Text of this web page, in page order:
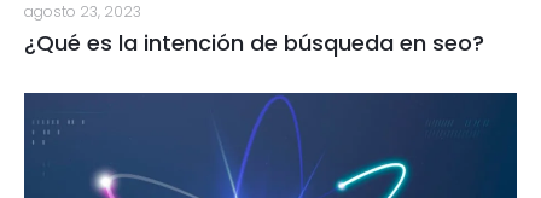
agosto 23, 2023
¿Qué es la intención de búsqueda en seo?